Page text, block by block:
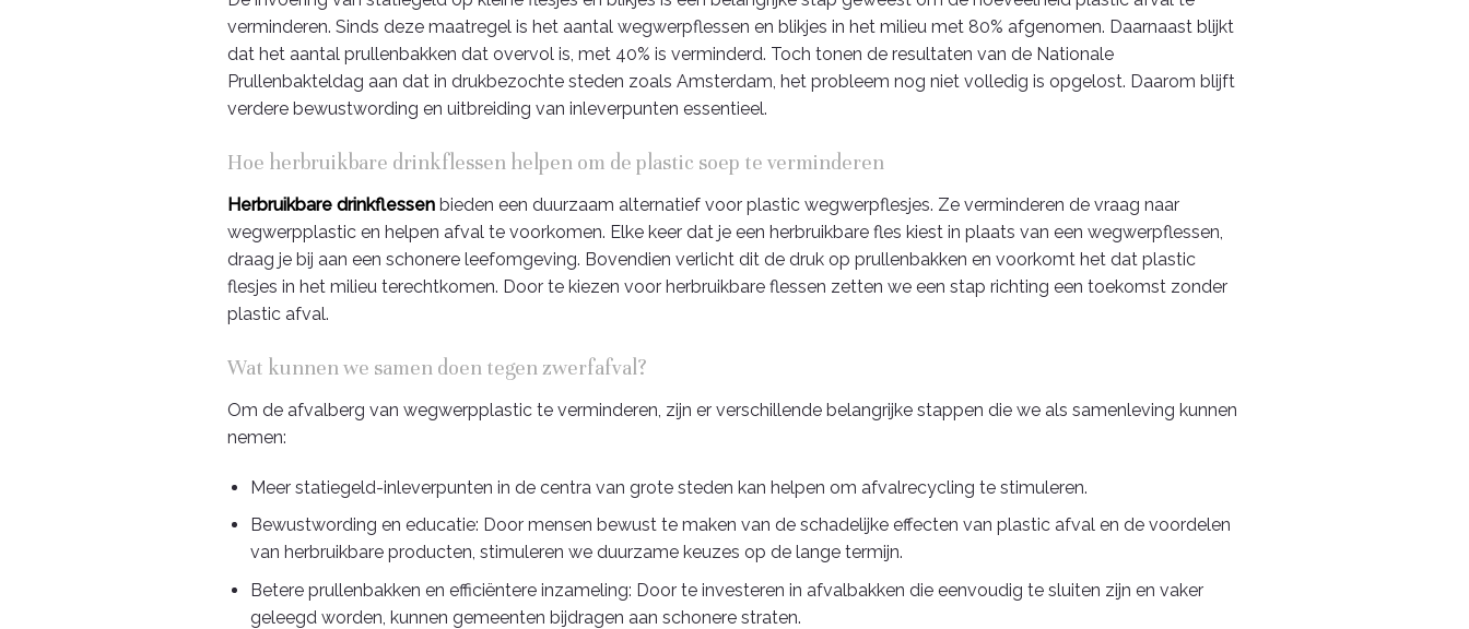
verminderen. Sinds deze maatregel is het aantal wegwerpflessen en blikjes in het milieu met 80% afgenomen. Daarnaast blijkt
dat het aantal prullenbakken dat overvol is, met 40% is verminderd. Toch tonen de resultaten van de Nationale
Prullenbakteldag aan dat in drukbezochte steden zoals Amsterdam, het probleem nog niet volledig is opgelost. Daarom blijft
verdere bewustwording en uitbreiding van inleverpunten essentieel.
Hoe herbruikbare drinkflessen helpen om de plastic soep te verminderen
Herbruikbare drinkflessen bieden een duurzaam alternatief voor plastic wegwerpflesjes. Ze verminderen de vraag naar
wegwerpplastic en helpen afval te voorkomen. Elke keer dat je een herbruikbare fles kiest in plaats van een wegwerpflessen,
draag je bij aan een schonere leefomgeving. Bovendien verlicht dit de druk op prullenbakken en voorkomt het dat plastic
flesjes in het milieu terechtkomen. Door te kiezen voor herbruikbare flessen zetten we een stap richting een toekomst zonder
plastic afval.
Wat kunnen we samen doen tegen zwerfafval?
Om de afvalberg van wegwerpplastic te verminderen, zijn er verschillende belangrijke stappen die we als samenleving kunnen
nemen:
Meer statiegeld-inleverpunten in de centra van grote steden kan helpen om afvalrecycling te stimuleren.
Bewustwording en educatie: Door mensen bewust te maken van de schadelijke effecten van plastic afval en de voordelen
van herbruikbare producten, stimuleren we duurzame keuzes op de lange termijn.
Betere prullenbakken en efficiëntere inzameling: Door te investeren in afvalbakken die eenvoudig te sluiten zijn en vaker
geleegd worden, kunnen gemeenten bijdragen aan schonere straten.